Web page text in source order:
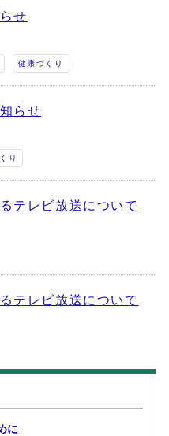
せ
健康づくり
らせ
り
テレビ放送について
テレビ放送について
に